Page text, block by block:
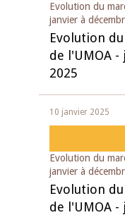
Evolution du
janvier à
Evolution
de l'UMOA
2025
10 janvier 2025
Evolution du
janvier à
Evolution
de l'UMOA